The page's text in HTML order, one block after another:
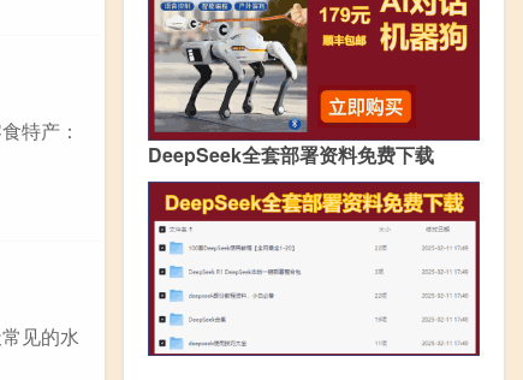
特产：
见的水
DeepSeek全套部署资料免费下载